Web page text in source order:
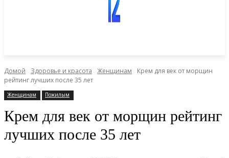
Домой Здоровье и красота Женщинам
Крем для век от морщин
рейтинг лучших после 35 лет
Женщинам Пожилым
Крем для век от морщин рейтинг
лучших после 35 лет